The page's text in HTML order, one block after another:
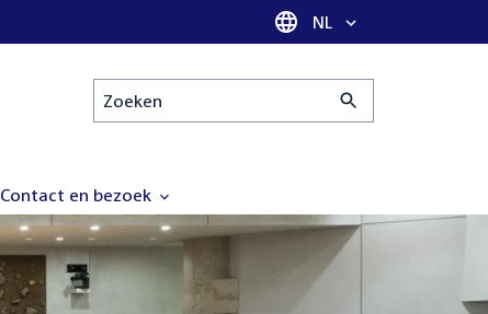
Taal selectie
NL
Zoeken
Contact en bezoek